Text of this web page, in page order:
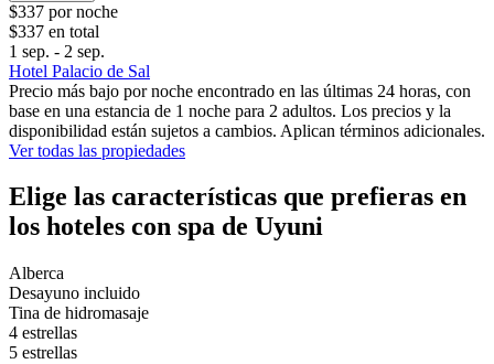
$337 por noche
$337 en total
1 sep. - 2 sep.
Hotel Palacio de Sal
Precio más bajo por noche encontrado en las últimas 24 horas, con
base en una estancia de 1 noche para 2 adultos. Los precios y la
disponibilidad están sujetos a cambios. Aplican términos adicionales.
Ver todas las propiedades
Elige las características que prefieras en
los hoteles con spa de Uyuni
Alberca
Desayuno incluido
Tina de hidromasaje
4 estrellas
5 estrellas